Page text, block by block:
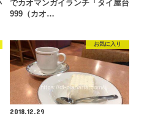
でカオマンガイランチ「タイ屋台
999（カオ…
お気に入り
2018.12.29